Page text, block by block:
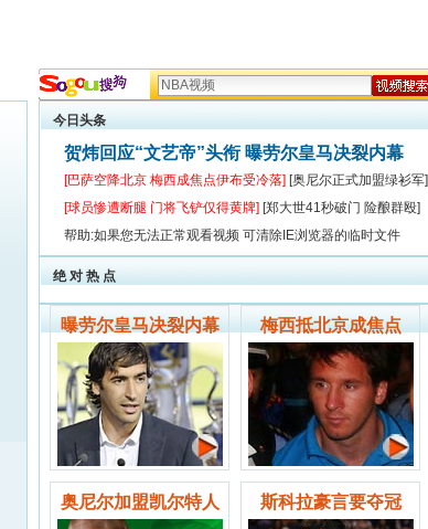
今日头条
贺炜回应“文艺帝”头衔 曝劳尔皇马决裂内幕
[巴萨空降北京 梅西成焦点伊布受冷落] [奥尼尔正式加盟绿衫军]
[球员惨遭断腿 门将飞铲仅得黄牌] [郑大世41秒破门 险酿群殴]
帮助:如果您无法正常观看视频 可清除IE浏览器的临时文件
绝 对 热 点
曝劳尔皇马决裂内幕 梅西抵北京成焦点
奥尼尔加盟凯尔特人 斯科拉豪言要夺冠